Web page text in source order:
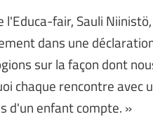
l'Educa-fair, Sauli
dans une
sur la façon dont
chaque rencontre avec
d'un enfant compte. »